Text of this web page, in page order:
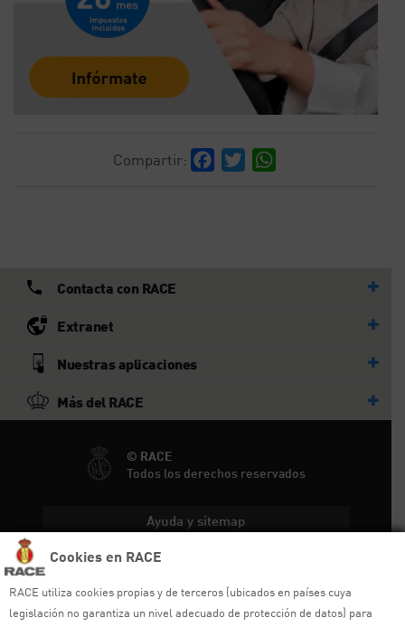
Cookies en RACE
RACE utiliza cookies propias y de terceros (ubicados en países cuya
legislación no garantiza un nivel adecuado de protección de datos) para
Compartir: Facebook
Twitter
Contacta con RACE
Extranet
Nuestras aplicaciones
Más del RACE
© RACE
Todos los derechos reservados
Ayuda y sitemap
Política de privacidad